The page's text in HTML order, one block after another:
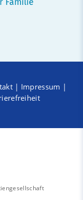
| Impressum |